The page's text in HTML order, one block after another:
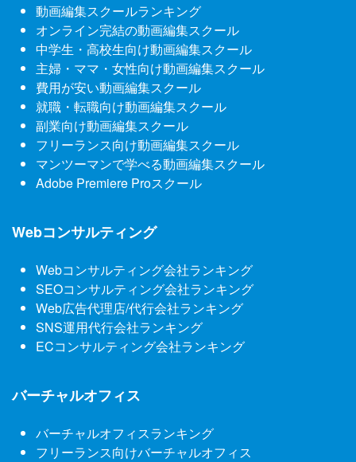
動画編集スクールランキング
オンライン完結の動画編集スクール
中学生・高校生向け動画編集スクール
主婦・ママ・女性向け動画編集スクール
費用が安い動画編集スクール
就職・転職向け動画編集スクール
副業向け動画編集スクール
フリーランス向け動画編集スクール
マンツーマンで学べる動画編集スクール
Adobe Premiere Proスクール
Webコンサルティング
Webコンサルティング会社ランキング
SEOコンサルティング会社ランキング
Web広告代理店/代行会社ランキング
SNS運用代行会社ランキング
ECコンサルティング会社ランキング
バーチャルオフィス
バーチャルオフィスランキング
フリーランス向けバーチャルオフィス